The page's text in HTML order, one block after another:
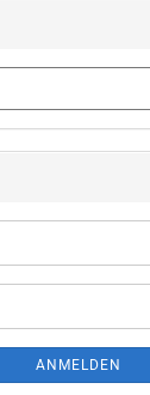
ANMELDEN